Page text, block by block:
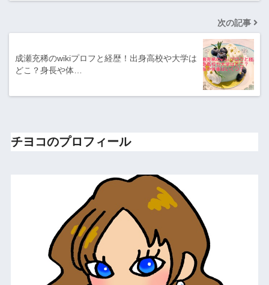
次の記事
成瀬充稀のwikiプロフと経歴！出身高校や大学は
どこ？身長や体…
チヨコのプロフィール